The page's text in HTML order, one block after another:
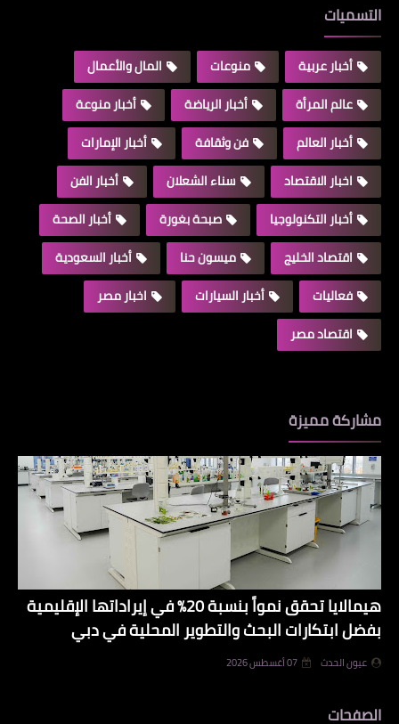
التسميات
أخبار عربية منوعات
المال والأعمال
عالم المرأة
أخبار الرياضة
أخبار منوعة
أخبار العالم
فن وثقافة
أخبار الإمارات
اخبار الاقتصاد
سناء الشعلان
أخبار الفن
أخبار التكنولوجيا
صبحة بغورة
أخبار الصحة
اقتصاد الخليج
ميسون حنا
أخبار السعودية
فعاليات
أخبار السيارات
اخبار مصر
اقتصاد مصر
مشاركة مميزة
هيمالايا تحقق نمواً بنسبة 20% في إيراداتها الإقليمية
بفضل ابتكارات البحث والتطوير المحلية في دبي
عيون الحدث 07 أغسطس 2026
الصفحات